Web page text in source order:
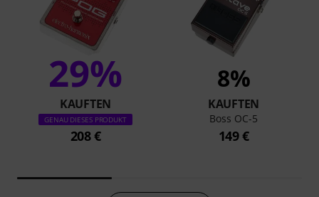
29%
KAUFTEN
GENAU DIESES PRODUKT
208 €
8%
KAUFTEN
Boss OC-5
149 €